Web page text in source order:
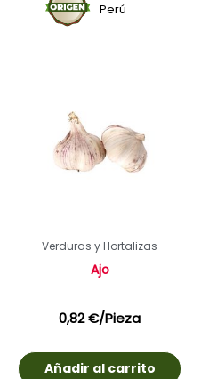
Perú
Verduras y Hortalizas
Ajo
0,82€/Pieza
Añadir al carrito